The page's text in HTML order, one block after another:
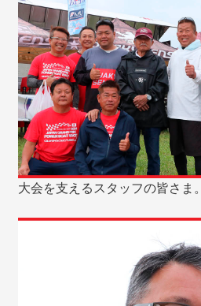
大会を支えるスタッフの皆さま。